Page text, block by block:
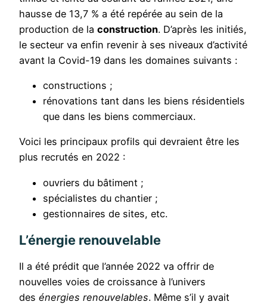
hausse de 13,7 % a été repérée au sein de la
production de la construction. D’après les initiés,
le secteur va enfin revenir à ses niveaux d’activité
avant la Covid-19 dans les domaines suivants :
constructions ;
rénovations tant dans les biens résidentiels
que dans les biens commerciaux.
Voici les principaux profils qui devraient être les
plus recrutés en 2022 :
ouvriers du bâtiment ;
spécialistes du chantier ;
gestionnaires de sites, etc.
L’énergie renouvelable
Il a été prédit que l’année 2022 va offrir de
nouvelles voies de croissance à l’univers
des énergies renouvelables. Même s’il y avait